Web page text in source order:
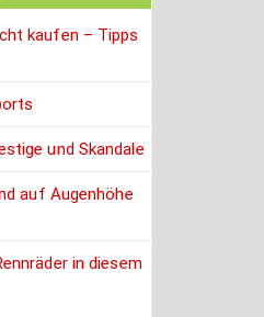
kaufen – Tipps
und Skandale
auf Augenhöhe
in diesem